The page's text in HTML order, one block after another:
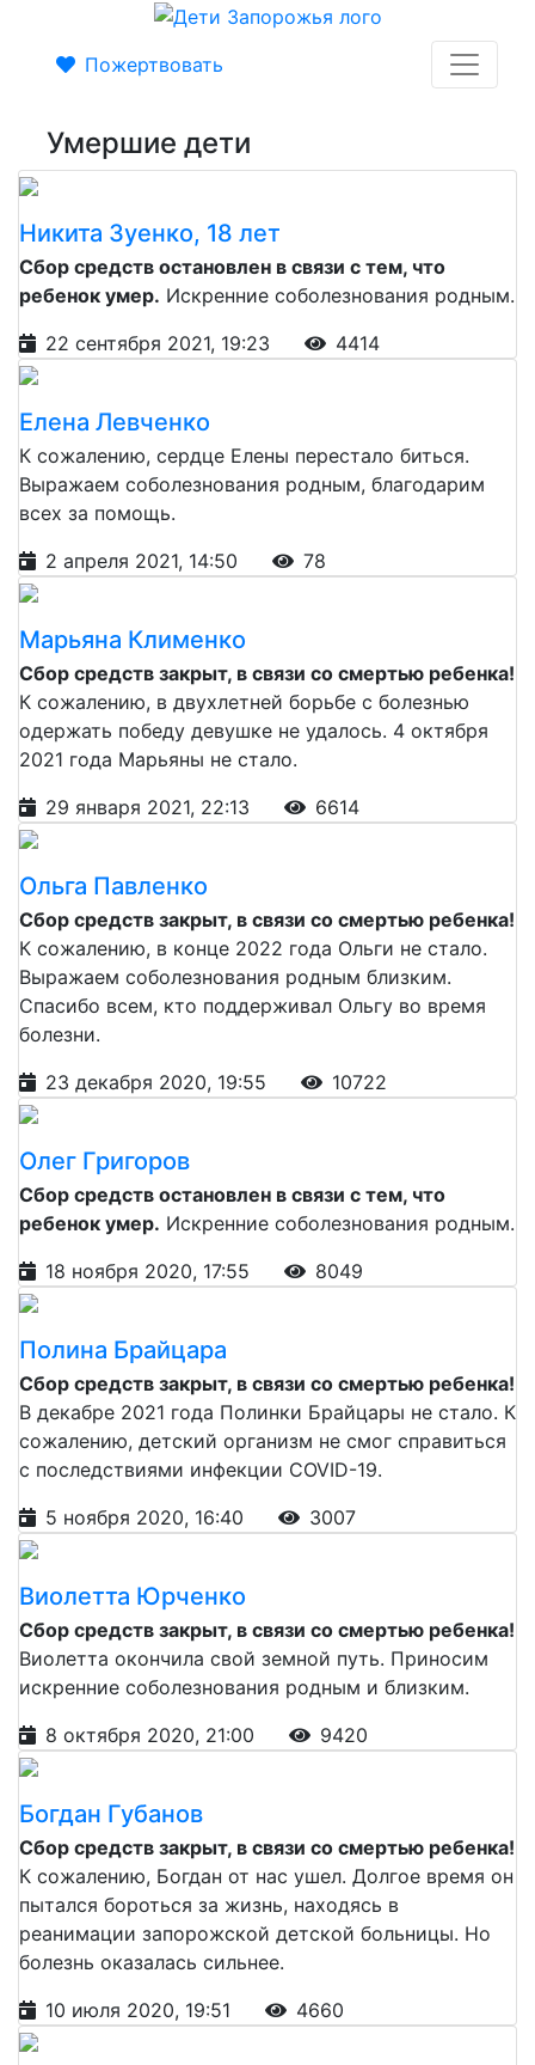
Пожертвовать
Умершие дети
Никита Зуенко, 18 лет
Сбор средств остановлен в связи с тем, что
ребенок умер. Искренние соболезнования родным.
22 сентября 2021, 19:23
4414
Елена Левченко
К сожалению, сердце Елены перестало биться.
Выражаем соболезнования родным, благодарим
всех за помощь.
2 апреля 2021, 14:50
78
Марьяна Клименко
Сбор средств закрыт, в связи со смертью ребенка!
К сожалению, в двухлетней борьбе с болезнью
одержать победу девушке не удалось. 4 октября
2021 года Марьяны не стало.
29 января 2021, 22:13
6614
Ольга Павленко
Сбор средств закрыт, в связи со смертью ребенка!
К сожалению, в конце 2022 года Ольги не стало.
Выражаем соболезнования родным близким.
Спасибо всем, кто поддерживал Ольгу во время
болезни.
23 декабря 2020, 19:55
10722
Олег Григоров
Сбор средств остановлен в связи с тем, что
ребенок умер. Искренние соболезнования родным.
18 ноября 2020, 17:55
8049
Полина Брайцара
Сбор средств закрыт, в связи со смертью ребенка!
В декабре 2021 года Полинки Брайцары не стало. К
сожалению, детский организм не смог справиться
с последствиями инфекции COVID-19.
5 ноября 2020, 16:40
3007
Виолетта Юрченко
Сбор средств закрыт, в связи со смертью ребенка!
Виолетта окончила свой земной путь. Приносим
искренние соболезнования родным и близким.
8 октября 2020, 21:00
9420
Богдан Губанов
Сбор средств закрыт, в связи со смертью ребенка!
К сожалению, Богдан от нас ушел. Долгое время он
пытался бороться за жизнь, находясь в
реанимации запорожской детской больницы. Но
болезнь оказалась сильнее.
10 июля 2020, 19:51
4660